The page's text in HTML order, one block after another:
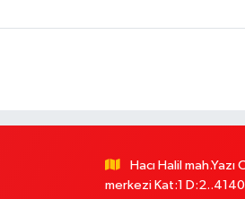
Hacı Halil
merkezi Kat:1